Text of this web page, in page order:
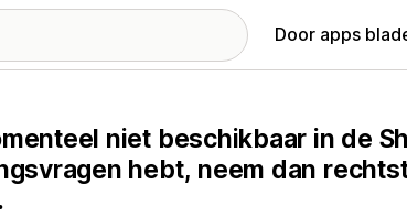
Door apps
niet beschikbaar in de
hebt, neem dan